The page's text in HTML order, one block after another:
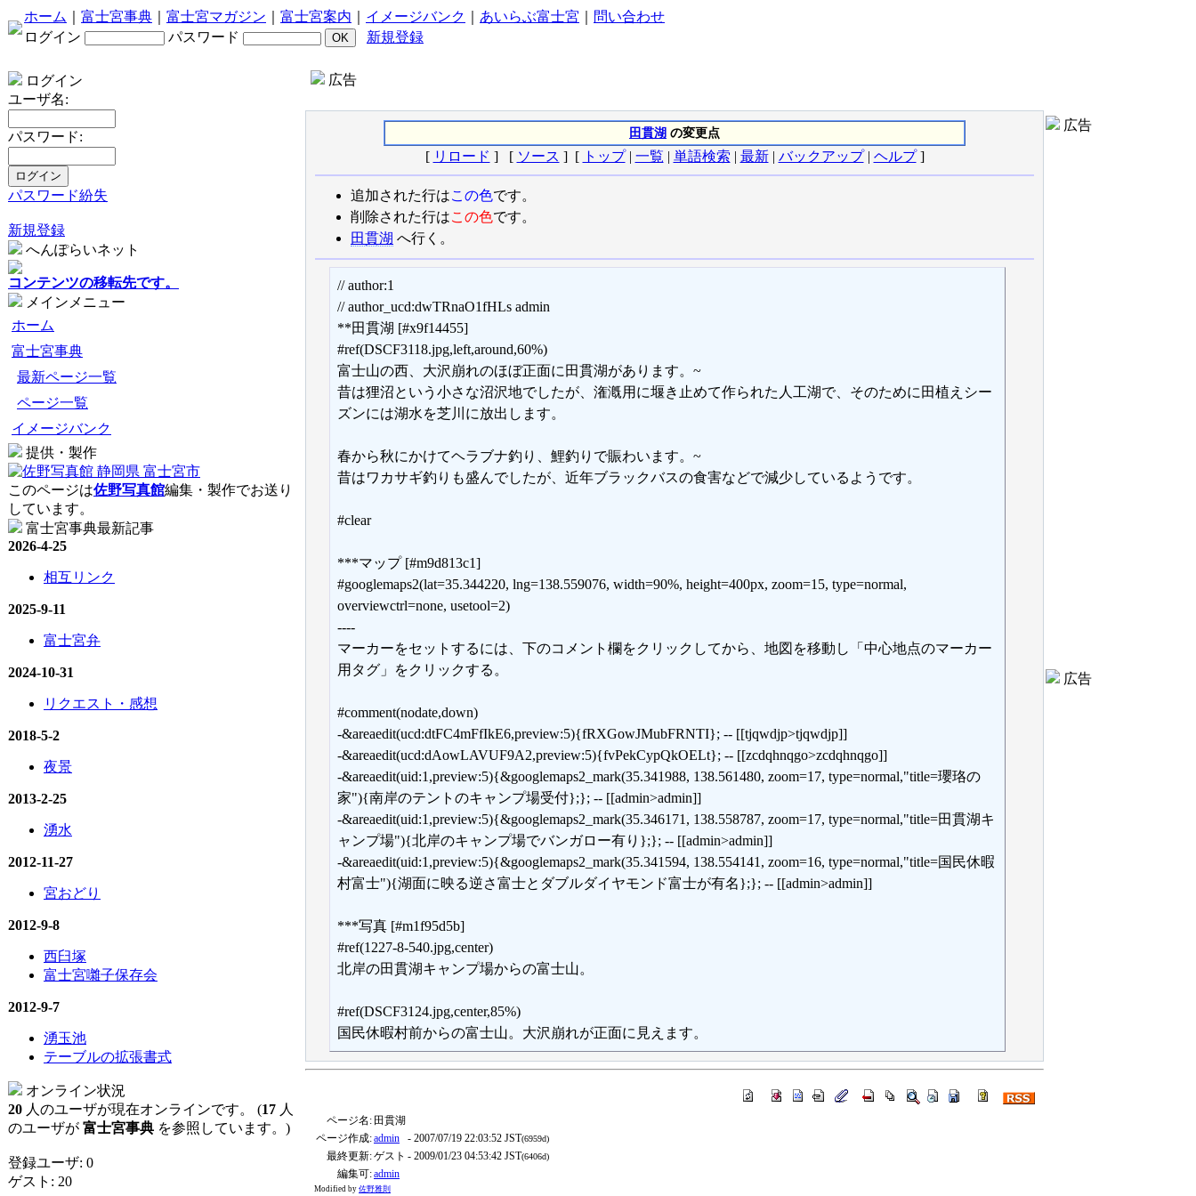
ホーム 富士宮事典 富士宮マガジン 富士宮案内 イメージバンク あいらぶ富士宮
問い合わせ
ログイン
パスワード 新規登録
ログイン
ユーザ名:
パスワード:
パスワード紛失
新規登録
へんぽらいネット
コンテンツの移転先です。
メインメニュー
ホーム
富士宮事典
最新ページ一覧
ページ一覧
イメージバンク
提供・製作
このページは佐野写真館編集・製作でお送り
しています。
富士宮事典最新記事
2026-4-25
相互リンク
2025-9-11
富士宮弁
2024-10-31
リクエスト・感想
2018-5-2
夜景
2013-2-25
湧水
2012-11-27
宮おどり
2012-9-8
西臼塚
富士宮囃子保存会
2012-9-7
湧玉池
テーブルの拡張書式
オンライン状況
20 人のユーザが現在オンラインです。 (17 人
のユーザが 富士宮事典 を参照しています。)
登録ユーザ: 0
ゲスト: 20
広告
田貫湖 の変更点
[ リロード ] [ ソース ] [ トップ| 一覧 | 単語検索 | 最新| バックアップ| ヘルプ]
追加された行はこの色です。
削除された行はこの色です。
田貫湖 へ行く。
// author:1
// author_ucd:dwTRnaO1fHLs admin
**田貫湖 [#x9f14455]
#ref(DSCF3118.jpg,left,around,60%)
富士山の西、大沢崩れのほぼ正面に田貫湖があります。~
昔は狸沼という小さな沼沢地でしたが、潅漑用に堰き止めて作られた人工湖で、そのために田植えシー
ズンには湖水を芝川に放出します。
春から秋にかけてヘラブナ釣り、鯉釣りで賑わいます。~
昔はワカサギ釣りも盛んでしたが、近年ブラックバスの食害などで減少しているようです。
#clear
***マップ [#m9d813c1]
#googlemaps2(lat=35.344220, lng=138.559076, width=90%, height=400px, zoom=15, type=normal,
overviewctrl=none, usetool=2)
----
マーカーをセットするには、下のコメント欄をクリックしてから、地図を移動し「中心地点のマーカー
用タグ」をクリックする。
#comment(nodate,down)
-&areaedit(ucd:dtFC4mFfIkE6,preview:5){fRXGowJMubFRNTI}; -- [[tjqwdjp>tjqwdjp]]
-&areaedit(ucd:dAowLAVUF9A2,preview:5){fvPekCypQkOELt}; -- [[zcdqhnqgo>zcdqhnqgo]]
-&areaedit(uid:1,preview:5){&googlemaps2_mark(35.341988, 138.561480, zoom=17, type=normal,"title=瓔珞の
家"){南岸のテントのキャンプ場受付};}; -- [[admin>admin]]
-&areaedit(uid:1,preview:5){&googlemaps2_mark(35.346171, 138.558787, zoom=17, type=normal,"title=田貫湖キ
ャンプ場"){北岸のキャンプ場でバンガロー有り};}; -- [[admin>admin]]
-&areaedit(uid:1,preview:5){&googlemaps2_mark(35.341594, 138.554141, zoom=16, type=normal,"title=国民休暇
村富士"){湖面に映る逆さ富士とダブルダイヤモンド富士が有名};}; -- [[admin>admin]]
***写真 [#m1f95d5b]
#ref(1227-8-540.jpg,center)
北岸の田貫湖キャンプ場からの富士山。
#ref(DSCF3124.jpg,center,85%)
国民休暇村前からの富士山。大沢崩れが正面に見えます。
ページ名: 田貫湖
ページ作成:admin - 2007/07/19 22:03:52 JST(6959d)
最終更新:ゲスト - 2009/01/23 04:53:42 JST(6406d)
編集可:admin
Modified by 佐野雅則
広告
広告